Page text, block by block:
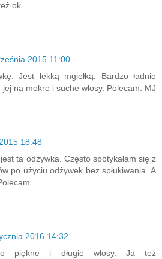
ok.
2015 11:00
Jest lekką mgiełką. Bardzo ładnie
na mokre i suche włosy. Polecam. MJ
18:48
ta odżywka. Często spotykałam się z
po użyciu odżywek bez spłukiwania. A
2016 14:32
piękne i długie włosy. Ja też